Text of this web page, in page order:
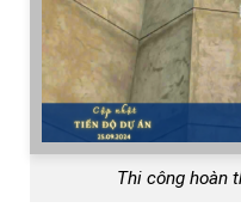
Thi công hoàn